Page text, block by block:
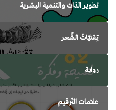
تطوير الذات والتنمية البشرية
تِقنيَّاتُ الشِّعر
رواية
علامات التّرقيم